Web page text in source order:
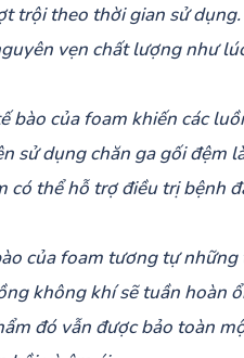
trội theo thời gian sử
vẹn chất lượng như
của foam khiến các
sử dụng chăn ga gối đệm
thể hỗ trợ điều trị bệnh
của foam tương tự
không khí sẽ tuần hoàn
đó vẫn được bảo toàn